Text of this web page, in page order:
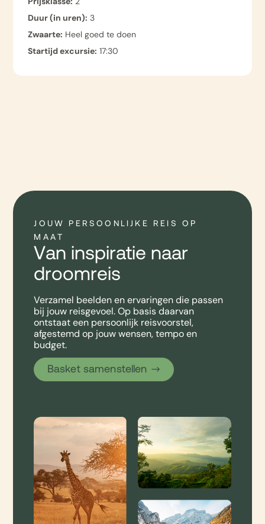
Duur (in uren): 3
Zwaarte: Heel goed te doen
Startijd excursie: 17:30
JOUW PERSOONLIJKE REIS OP
MAAT
Van inspiratie naar
droomreis
Verzamel beelden en ervaringen die passen
bij jouw reisgevoel. Op basis daarvan
ontstaat een persoonlijk reisvoorstel,
afgestemd op jouw wensen, tempo en
budget.
Basket samenstellen